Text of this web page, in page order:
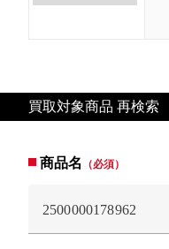
買取対象商品 再検索
商品名 （必須）